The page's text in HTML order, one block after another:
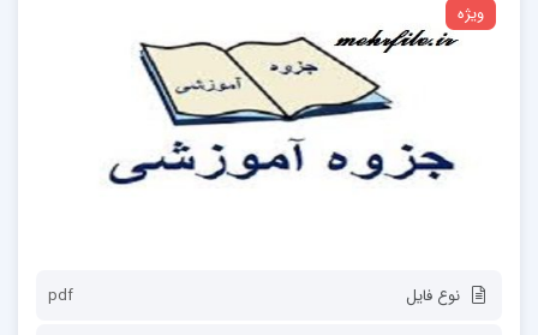
ویژه
نوع فایل pdf